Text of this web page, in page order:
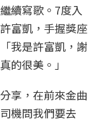
續寫歌。7度入
富凱，手握獎座
我是許富凱，謝
的很美。」
享，在前來金曲
機問我們要去